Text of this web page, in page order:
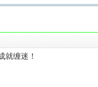
就缠迷！